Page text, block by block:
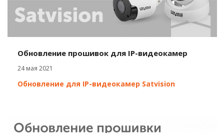
Обновление прошивок для IP-видеокамер
24 мая 2021
Обновление для IP-видеокамер Satvision